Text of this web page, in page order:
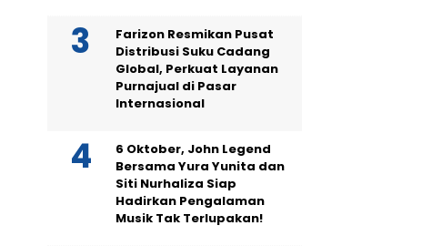
Farizon Resmikan Pusat
Distribusi Suku Cadang
Global, Perkuat Layanan
Purnajual di Pasar
Internasional
6 Oktober, John Legend
Bersama Yura Yunita dan
Siti Nurhaliza Siap
Hadirkan Pengalaman
Musik Tak Terlupakan!